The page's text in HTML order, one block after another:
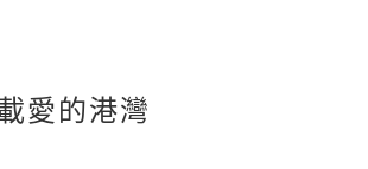
愛的港灣